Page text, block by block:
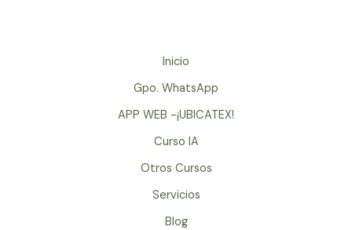
Inicio
Gpo. WhatsApp
APP WEB -¡UBICATEX!
Curso IA
Otros Cursos
Servicios
Blog